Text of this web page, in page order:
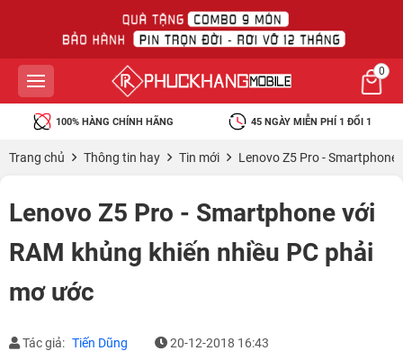
0
100% HÀNG CHÍNH HÃNG 45 NGÀY MIỄN PHÍ 1 ĐỔI 1
Trang chủ Thông tin hay Tin mới Lenovo Z5 Pro -
Lenovo Z5 Pro - Smartphone với
RAM khủng khiến nhiều PC phải
mơ ước
Tác giả: Tiến Dũng 20-12-2018 16:43